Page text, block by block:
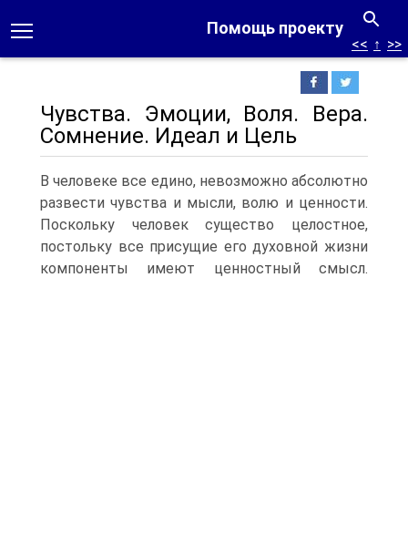
Помощь проекту
<< ↑ >>
Чувства. Эмоции, Воля. Вера.
Сомнение. Идеал и Цель
В человеке все едино, невозможно абсолютно
развести чувства и мысли, волю и ценности.
Поскольку человек существо целостное,
постольку все присущие его духовной жизни
компоненты имеют ценностный смысл.